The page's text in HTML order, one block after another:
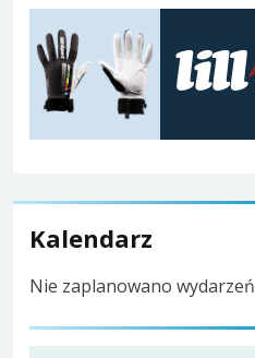
Kalendarz
Nie zaplanowano wydarzeń